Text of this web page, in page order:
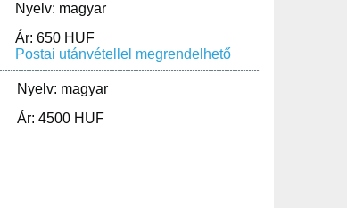
Nyelv: magyar
Ár: 650 HUF
Postai utánvétellel megrendelhető
Nyelv: magyar
Ár: 4500 HUF